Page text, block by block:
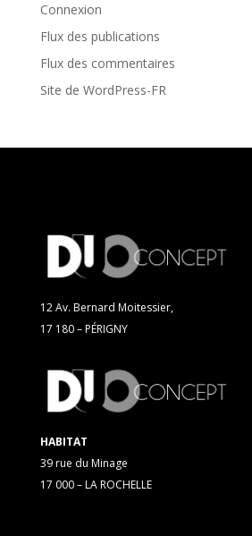
Connexion
Flux des publications
Flux des commentaires
Site de WordPress-FR
12 Av. Bernard Moitessier,
17 180 – PÉRIGNY
HABITAT
39 rue du Minage
17 000 – LA ROCHELLE